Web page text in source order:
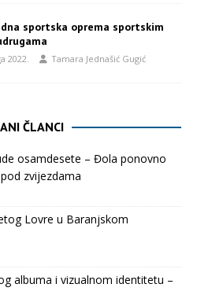
sportska oprema sportskim
2022. Tamara Jednašić Gugić
ČLANCI
osamdesete – Đola ponovno
zvijezdama
Lovre u Baranjskom
albuma i vizualnom identitetu –